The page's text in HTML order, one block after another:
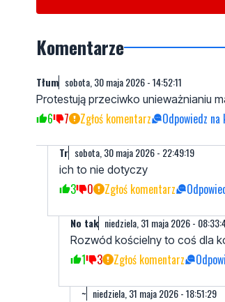
Komentarze
Tłum sobota, 30 maja 2026 - 14:52:11
Protestują przeciwko unieważnianiu
6 7 Zgłoś komentarz Odpowiedz
Tr sobota, 30 maja 2026 - 22:49:19
ich to nie dotyczy
3 0 Zgłoś komentarz
No tak niedziela, 31 maja 2026 -
Rozwód kościelny to coś dla
1 3 Zgłoś komentarz
~ niedziela, 31 maja 2026 - 18:51:29